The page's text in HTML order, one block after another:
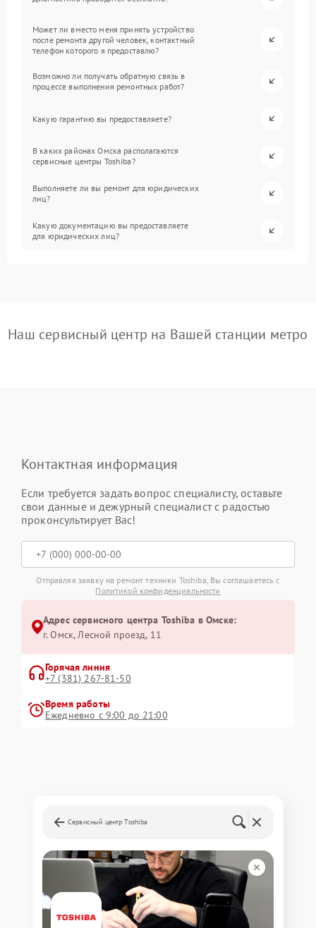
Может ли вместо меня принять устройство
после ремонта другой человек, контактный
телефон которого я предоставлю?
Возможно ли получать обратную связь в
процессе выполнения ремонтных работ?
Какую гарантию вы предоставляете?
В каких районах Омска располагаются
сервисные центры Toshiba?
Выполняете ли вы ремонт для юридических
лиц?
Какую документацию вы предоставляете
для юридических лиц?
Наш сервисный центр на Вашей станции метро
Контактная информация
Если требуется задать вопрос специалисту, оставьте
свои данные и дежурный специалист с радостью
проконсультирует Вас!
Отправляя заявку на ремонт техники Toshiba, Вы соглашаетесь с
Политикой конфиденциальности
Адрес сервисного центра Toshiba в Омске:
г. Омск, ​Лесной проезд, 11
Горячая линия
+7 (381) 267-81-50
Время работы
Ежедневно с 9:00 до 21:00
Сервисный центр Toshiba